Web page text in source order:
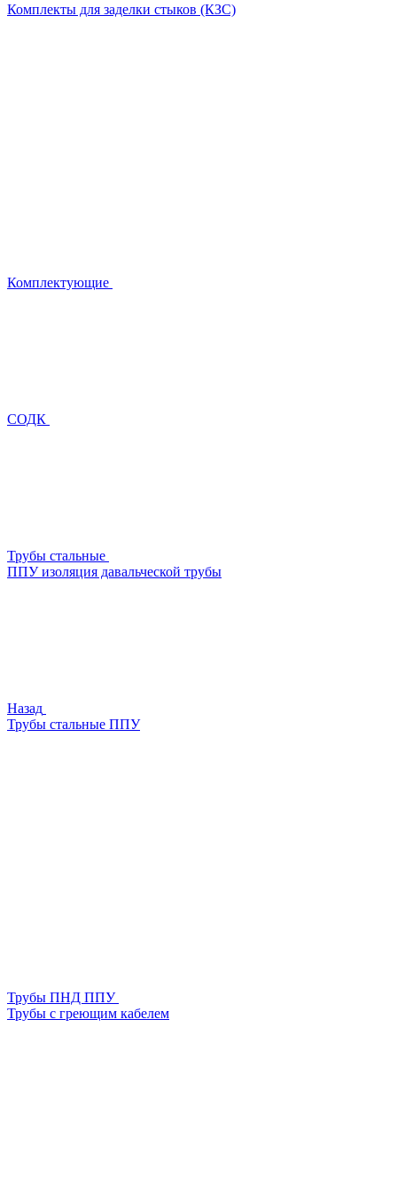
Комплекты для заделки стыков (КЗС)
Комплектующие
СОДК
Трубы стальные
ППУ изоляция давальческой трубы
Назад
Трубы стальные ППУ
Трубы ПНД ППУ
Трубы с греющим кабелем